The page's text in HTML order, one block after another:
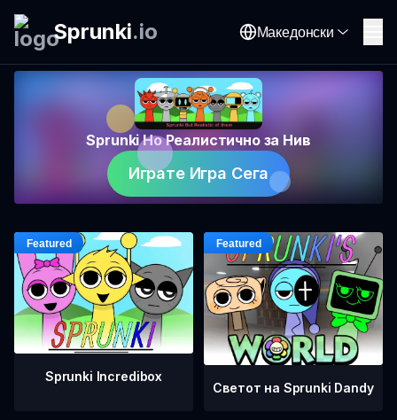
Sprunki.io Македонски
Sprunki Но Реалистично за Нив
Играте Игра Сега
Sprunki Incredibox
Светот на Sprunki Dandy